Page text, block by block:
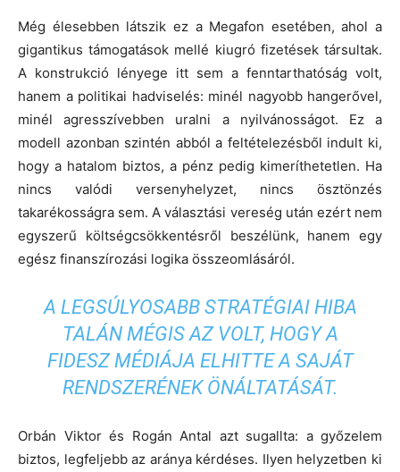
Még élesebben látszik ez a Megafon esetében, ahol a
gigantikus támogatások mellé kiugró fizetések társultak.
A konstrukció lényege itt sem a fenntarthatóság volt,
hanem a politikai hadviselés: minél nagyobb hangerővel,
minél agresszívebben uralni a nyilvánosságot. Ez a
modell azonban szintén abból a feltételezésből indult ki,
hogy a hatalom biztos, a pénz pedig kimeríthetetlen. Ha
nincs valódi versenyhelyzet, nincs ösztönzés
takarékosságra sem. A választási vereség után ezért nem
egyszerű költségcsökkentésről beszélünk, hanem egy
egész finanszírozási logika összeomlásáról.
A LEGSÚLYOSABB STRATÉGIAI HIBA
TALÁN MÉGIS AZ VOLT, HOGY A
FIDESZ MÉDIÁJA ELHITTE A SAJÁT
RENDSZERÉNEK ÖNÁLTATÁSÁT.
Orbán Viktor és Rogán Antal azt sugallta: a győzelem
biztos, legfeljebb az aránya kérdéses. Ilyen helyzetben ki